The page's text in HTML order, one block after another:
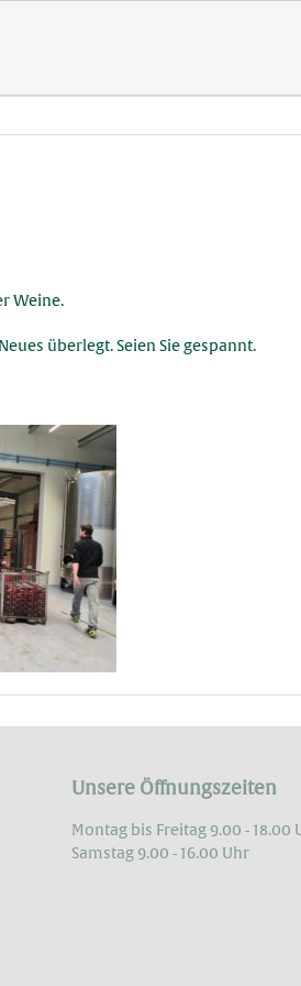
Weine.
überlegt. Seien Sie gespannt.
Unsere Öffnungszeiten
Montag bis Freitag 9.00 - 18.00
Samstag 9.00 - 16.00 Uhr